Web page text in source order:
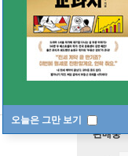
오늘은 그만 보기
판매중